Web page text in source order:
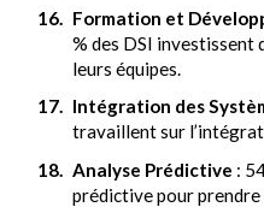
Formation et
% des DSI investissent
leurs équipes.
Intégration des
travaillent sur
Analyse Prédictive :
prédictive pour